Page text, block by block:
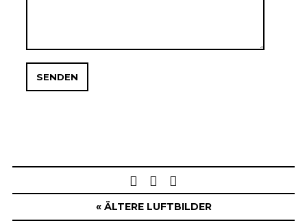
navigation
« ÄLTERE LUFTBILDER